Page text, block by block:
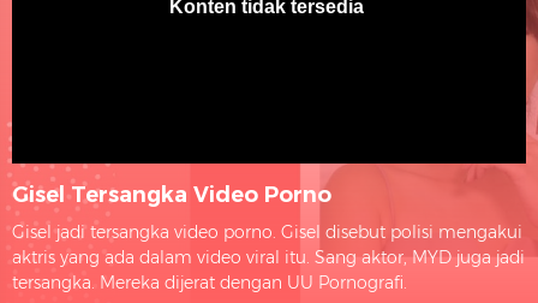
Gisel Tersangka Video Porno
Gisel jadi tersangka video porno. Gisel disebut polisi mengakui
aktris yang ada dalam video viral itu. Sang aktor, MYD juga jadi
tersangka. Mereka dijerat dengan UU Pornografi.